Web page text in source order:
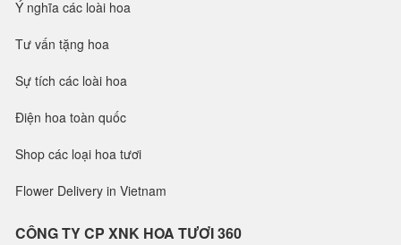
Ý nghĩa các loài hoa
Tư vấn tặng hoa
Sự tích các loài hoa
Điện hoa toàn quốc
Shop các loại hoa tươi
Flower Delivery in Vietnam
CÔNG TY CP XNK HOA TƯƠI 360